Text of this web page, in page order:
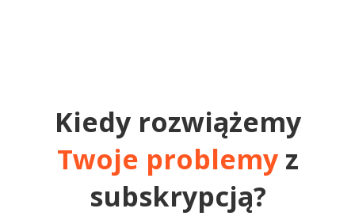
Kiedy rozwiążemy
Twoje problemyz
subskrypcją?